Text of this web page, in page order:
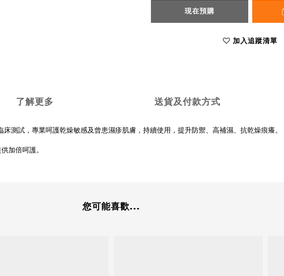
現在預購
加入追蹤清單
了解更多 送貨及付款方式
試，專業呵護乾燥敏感及曾患濕疹肌膚，持續使用，提升防禦、高補濕、抗乾燥痕癢。
加倍呵護。
您可能喜歡...